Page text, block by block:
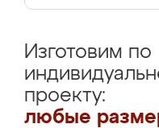
Изготовим по
проекту:
любые